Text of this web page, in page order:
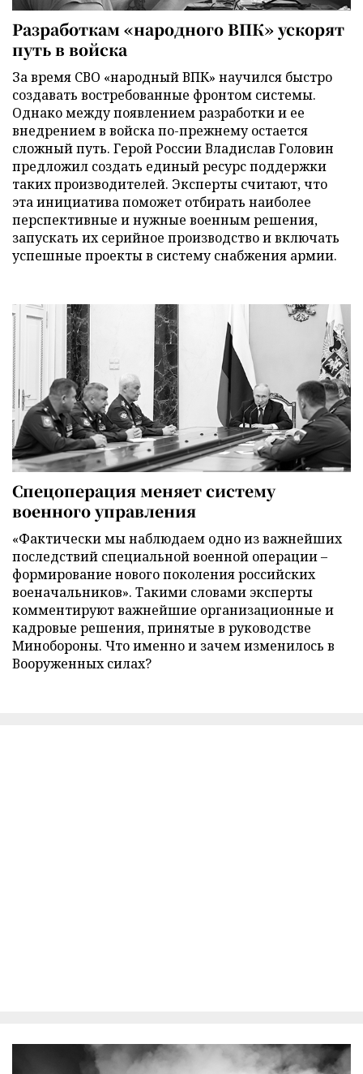
Разработкам «народного ВПК» ускорят
путь в войска
За время СВО «народный ВПК» научился быстро
создавать востребованные фронтом системы.
Однако между появлением разработки и ее
внедрением в войска по-прежнему остается
сложный путь. Герой России Владислав Головин
предложил создать единый ресурс поддержки
таких производителей. Эксперты считают, что
эта инициатива поможет отбирать наиболее
перспективные и нужные военным решения,
запускать их серийное производство и включать
успешные проекты в систему снабжения армии.
Спецоперация меняет систему
военного управления
«Фактически мы наблюдаем одно из важнейших
последствий специальной военной операции –
формирование нового поколения российских
военачальников». Такими словами эксперты
комментируют важнейшие организационные и
кадровые решения, принятые в руководстве
Минобороны. Что именно и зачем изменилось в
Вооруженных силах?